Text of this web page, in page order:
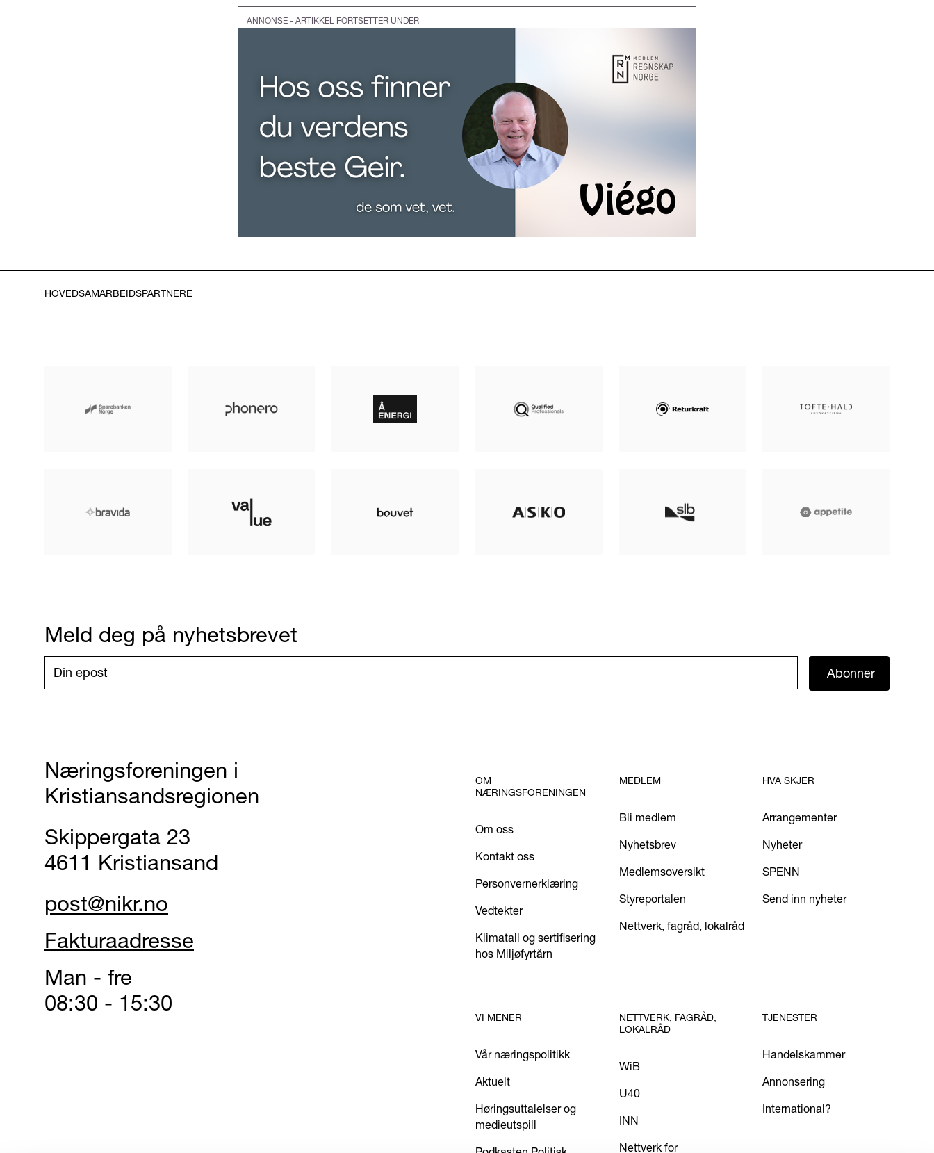
ANNONSE - ARTIKKEL FORTSETTER UNDER
HOVEDSAMARBEIDSPARTNERE
Meld deg på nyhetsbrevet
Abonner
Næringsforeningen i
Kristiansandsregionen
Skippergata 23
4611 Kristiansand
post@nikr.no
Fakturaadresse
Man - fre
08:30 - 15:30
OM
NÆRINGSFORENINGEN
Om oss
Kontakt oss
Personvernerklæring
Vedtekter
Klimatall og sertifisering
hos Miljøfyrtårn
MEDLEM
Bli medlem
Nyhetsbrev
Medlemsoversikt
Styreportalen
Nettverk, fagråd, lokalråd
HVA SKJER
Arrangementer
Nyheter
SPENN
Send inn nyheter
VI MENER
Vår næringspolitikk
Aktuelt
Høringsuttalelser og
medieutspill
NETTVERK, FAGRÅD,
LOKALRÅD
WiB
U40
INN
Nettverk for
TJENESTER
Handelskammer
Annonsering
International?